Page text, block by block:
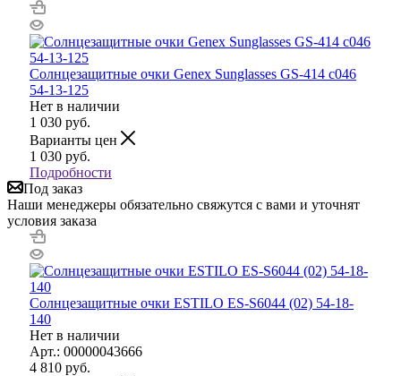
Солнцезащитные очки Genex Sunglasses GS-414 с046
54-13-125
Нет в наличии
1 030 руб.
Варианты цен
1 030 руб.
Подробности
Под заказ
Наши менеджеры обязательно свяжутся с вами и уточнят
условия заказа
Солнцезащитные очки ESTILO ES-S6044 (02) 54-18-
140
Нет в наличии
Арт.: 00000043666
4 810 руб.